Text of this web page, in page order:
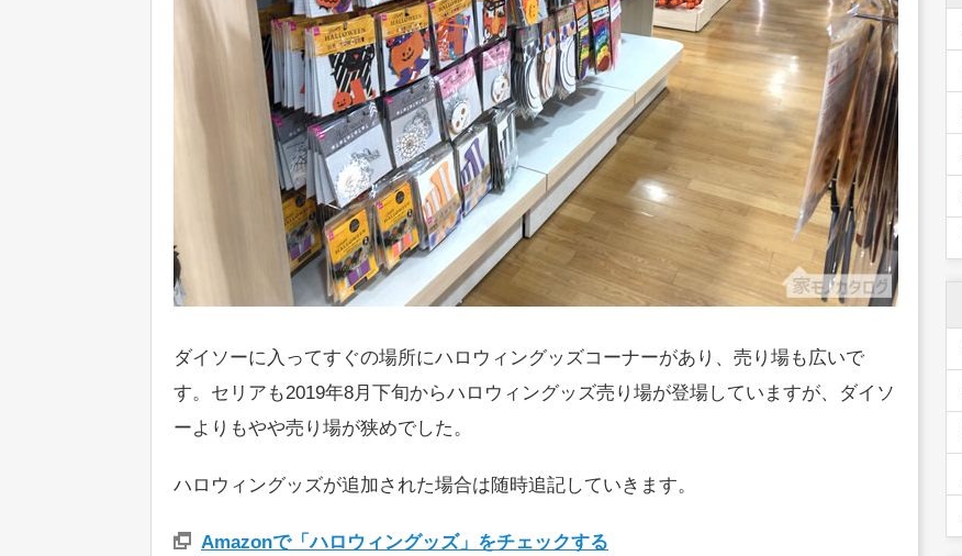
ダイソーに入ってすぐの場所にハロウィングッズコーナーがあり、売り場も広いで
す。セリアも2019年8月下旬からハロウィングッズ売り場が登場していますが、ダイソ
ーよりもやや売り場が狭めでした。
ハロウィングッズが追加された場合は随時追記していきます。
Amazonで「ハロウィングッズ」をチェックする